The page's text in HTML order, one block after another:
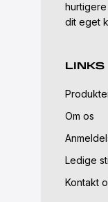
dit eget
LINKS
Om os
Ledige
Kontakt